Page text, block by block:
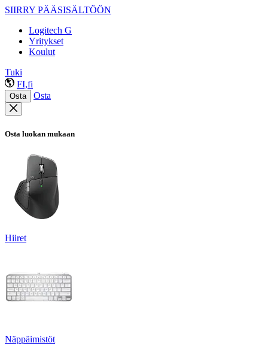
SIIRRY PÄÄSISÄLTÖÖN
Logitech G
Yritykset
Koulut
Tuki
FI,fi
Osta Osta
Osta luokan mukaan
Hiiret
Näppäimistöt